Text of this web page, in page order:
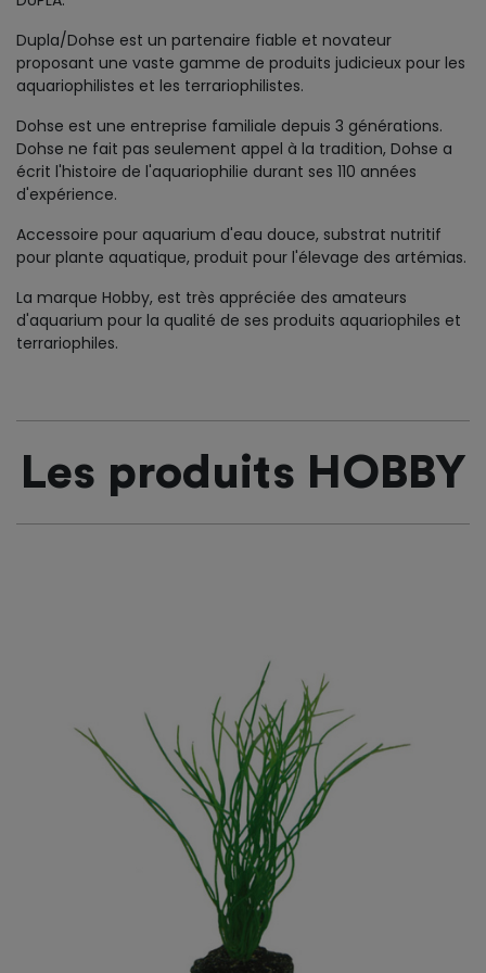
Dupla/Dohse est un partenaire fiable et novateur
proposant une vaste gamme de produits judicieux pour les
aquariophilistes et les terrariophilistes.
Dohse est une entreprise familiale depuis 3 générations.
Dohse ne fait pas seulement appel à la tradition, Dohse a
écrit l'histoire de l'aquariophilie durant ses 110 années
d'expérience.
Accessoire pour aquarium d'eau douce, substrat nutritif
pour plante aquatique, produit pour l'élevage des artémias.
La marque Hobby, est très appréciée des amateurs
d'aquarium pour la qualité de ses produits aquariophiles et
terrariophiles.
Les produits HOBBY